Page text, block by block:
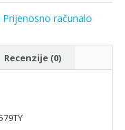
računalo
Recenzije (0)